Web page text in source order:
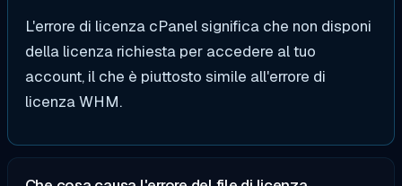
L'errore di licenza cPanel significa che non disponi
della licenza richiesta per accedere al tuo
account, il che è piuttosto simile all'errore di
licenza WHM.